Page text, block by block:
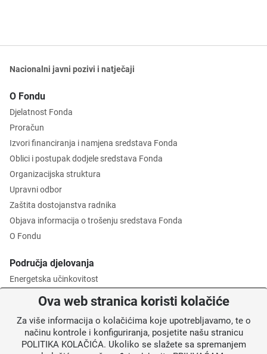
Nacionalni javni pozivi i natječaji
O Fondu
Djelatnost Fonda
Proračun
Izvori financiranja i namjena sredstava Fonda
Oblici i postupak dodjele sredstava Fonda
Organizacijska struktura
Upravni odbor
Zaštita dostojanstva radnika
Objava informacija o trošenju sredstava Fonda
O Fondu
Područja djelovanja
Energetska učinkovitost
Zaštita okoliša
Posredničko tijelo razine 2
Ova web stranica koristi kolačiće
Za više informacija o kolačićima koje upotrebljavamo, te o
načinu kontrole i konfiguriranja, posjetite našu stranicu
POLITIKA KOLAČIĆA. Ukoliko se slažete sa spremanjem